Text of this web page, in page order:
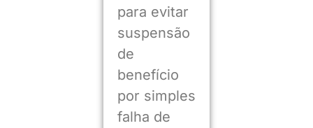
para evitar
suspensão
de
benefício
por simples
falha de